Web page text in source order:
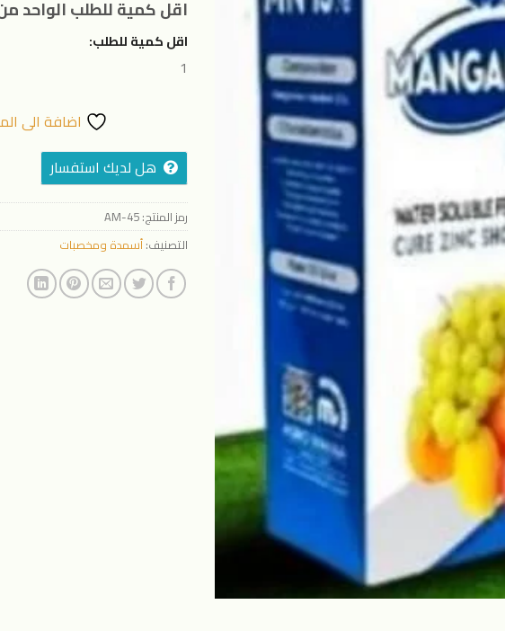
اقل كمية للطلب الواحد
اقل كمية للطلب:
1
اضافة الى
هل لديك استفسار
رمز المنتج:AM-45
التصنيف:أسمدة ومخصبات